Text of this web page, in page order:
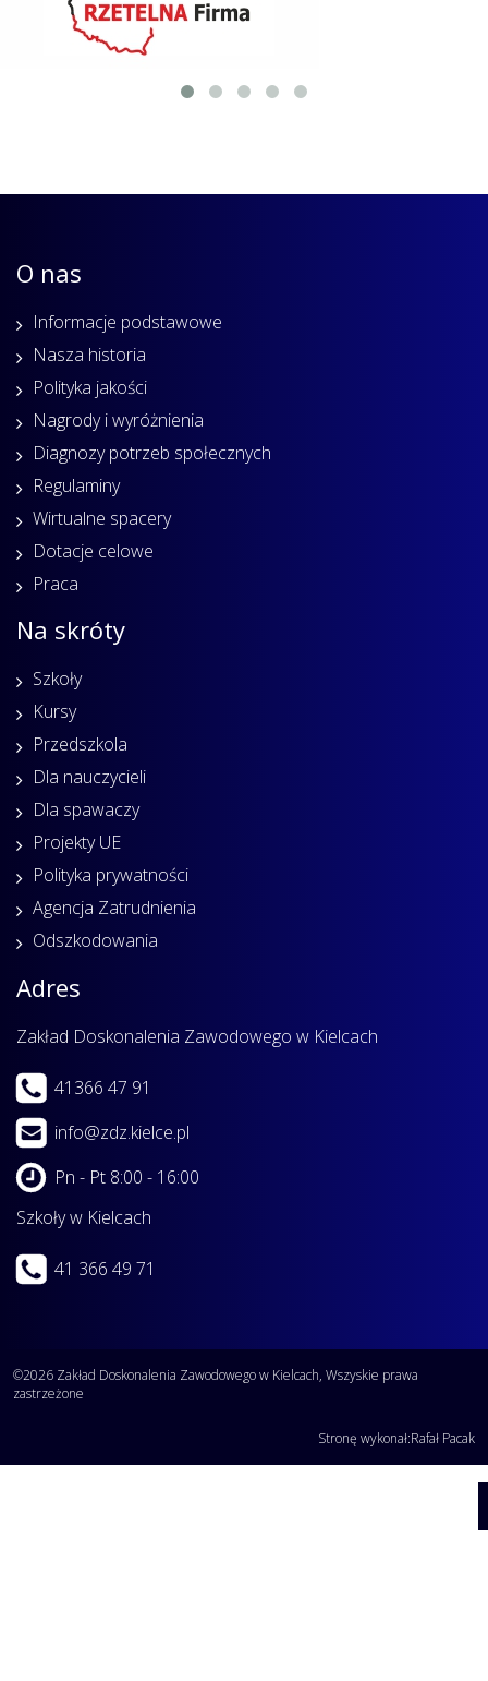
O nas
Informacje podstawowe
Nasza historia
Polityka jakości
Nagrody i wyróżnienia
Diagnozy potrzeb społecznych
Regulaminy
Wirtualne spacery
Dotacje celowe
Praca
Na skróty
Szkoły
Kursy
Przedszkola
Dla nauczycieli
Dla spawaczy
Projekty UE
Polityka prywatności
Agencja Zatrudnienia
Odszkodowania
Adres
Zakład Doskonalenia Zawodowego w Kielcach
41366 47 91
info@zdz.kielce.pl
Pn - Pt 8:00 - 16:00
Szkoły w Kielcach
41 366 49 71
©2026 Zakład Doskonalenia Zawodowego w Kielcach, Wszyskie prawa
zastrzeżone
Stronę wykonał:Rafał Pacak